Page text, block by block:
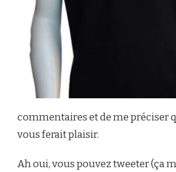
commentaires et de me préciser
vous ferait plaisir.
Ah oui, vous pouvez tweeter (ça